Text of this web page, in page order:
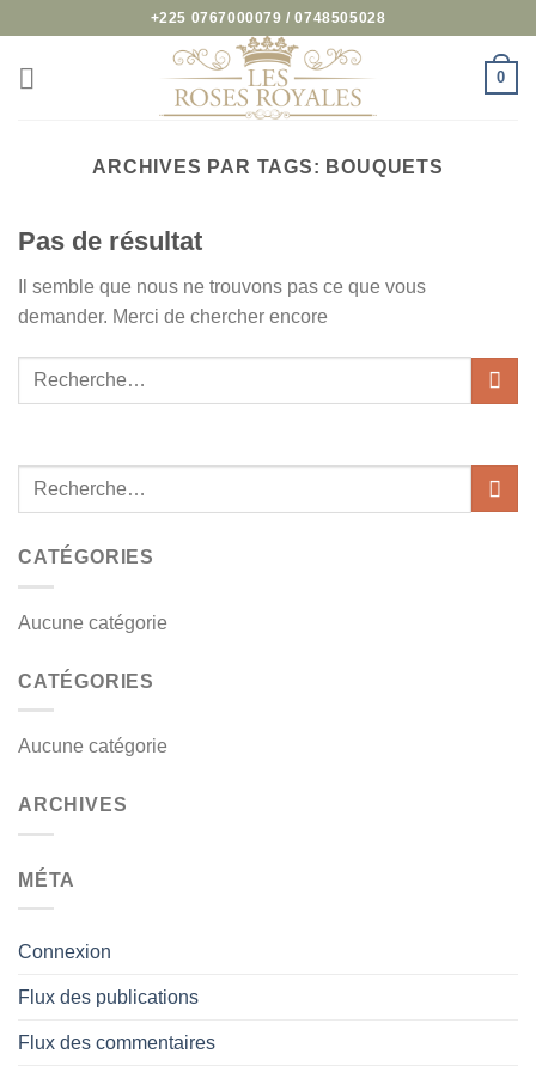
contenu
+225 0767000079 / 0748505028
0
ARCHIVES PAR TAGS: BOUQUETS
Pas de résultat
Il semble que nous ne trouvons pas ce que vous
demander. Merci de chercher encore
CATÉGORIES
Aucune catégorie
CATÉGORIES
Aucune catégorie
ARCHIVES
MÉTA
Connexion
Flux des publications
Flux des commentaires